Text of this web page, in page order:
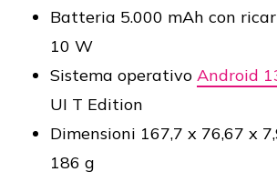
Batteria 5.000 mAh con
10 W
Sistema operativo Android
UI T Edition
Dimensioni 167,7 x 76,67 x
186 g